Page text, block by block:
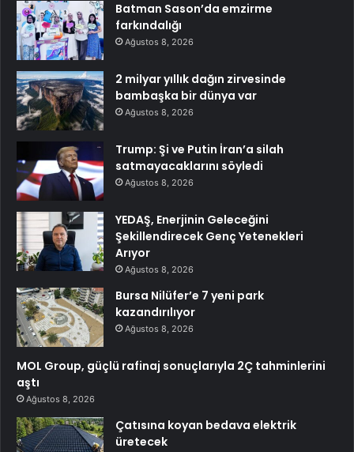
Batman Sason’da emzirme
farkındalığı
Ağustos 8, 2026
2 milyar yıllık dağın zirvesinde
bambaşka bir dünya var
Ağustos 8, 2026
Trump: Şi ve Putin İran’a silah
satmayacaklarını söyledi
Ağustos 8, 2026
YEDAŞ, Enerjinin Geleceğini
Şekillendirecek Genç Yetenekleri
Arıyor
Ağustos 8, 2026
Bursa Nilüfer’e 7 yeni park
kazandırılıyor
Ağustos 8, 2026
MOL Group, güçlü rafinaj sonuçlarıyla 2Ç tahminlerini
aştı
Ağustos 8, 2026
Çatısına koyan bedava elektrik
üretecek